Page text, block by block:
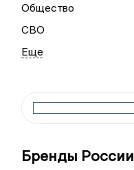
Общество
СВО
Бренды России